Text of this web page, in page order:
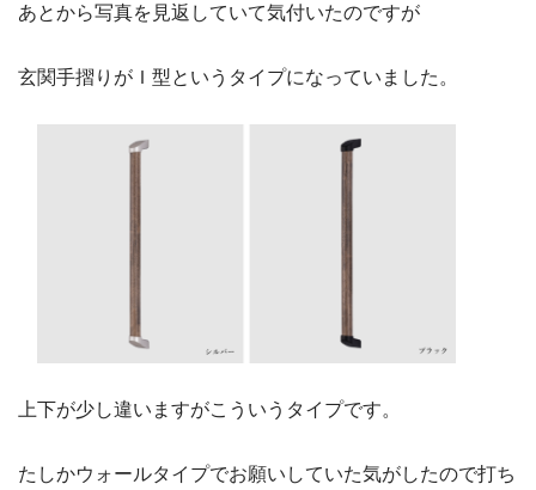
あとから写真を見返していて気付いたのですが
玄関手摺りがＩ型というタイプになっていました。
上下が少し違いますがこういうタイプです。
たしかウォールタイプでお願いしていた気がしたので打ち